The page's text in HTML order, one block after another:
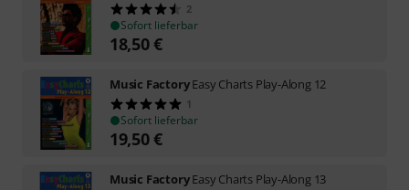
2
Sofort lieferbar
18,50€
Music FactoryEasy Charts Play-Along 12
1
Sofort lieferbar
19,50€
Music FactoryEasy Charts Play-Along 13